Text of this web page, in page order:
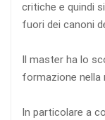
critiche e quindi
fuori dei canoni
Il master ha lo
formazione nella
In particolare a